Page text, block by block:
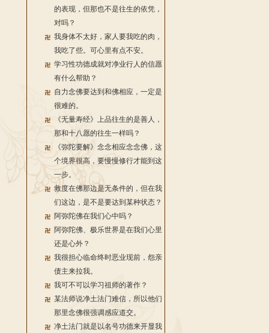
的表现，但那也不是往生的依凭，
对吗？
我身体不太好，家人要我吃的肉，
我吃了些。可心里有点不安。
学习性功德成就对净业行人的信愿
有什么帮助？
自力念佛要达到和佛相应，一定是
很难的。
《无量寿经》上品往生的是善人，
那和十八愿的往生一样吗？
《弥陀要解》念念相应念念佛，这
个境界很高，要慢慢修行才能到这
一步。
救度在佛那边是无条件的，但在我
们这边，是不是要达到某种状态？
阿弥陀佛在我们心中吗？
阿弥陀佛、极乐世界是在我们心里
还是心外？
我很担心临命终时恶业现前，怨亲
债主来拉我。
我可不可以学习祖师的著作？
某法师说净土法门难信，所以他们
那里念佛很强调感应道交。
净土法门就是以名号功德来开显我